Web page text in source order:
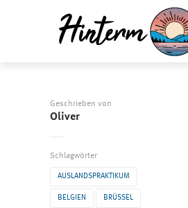
Geschrieben von
Oliver
Schlagwörter
AUSLANDSPRAKTIKUM
BELGIEN BRÜSSEL